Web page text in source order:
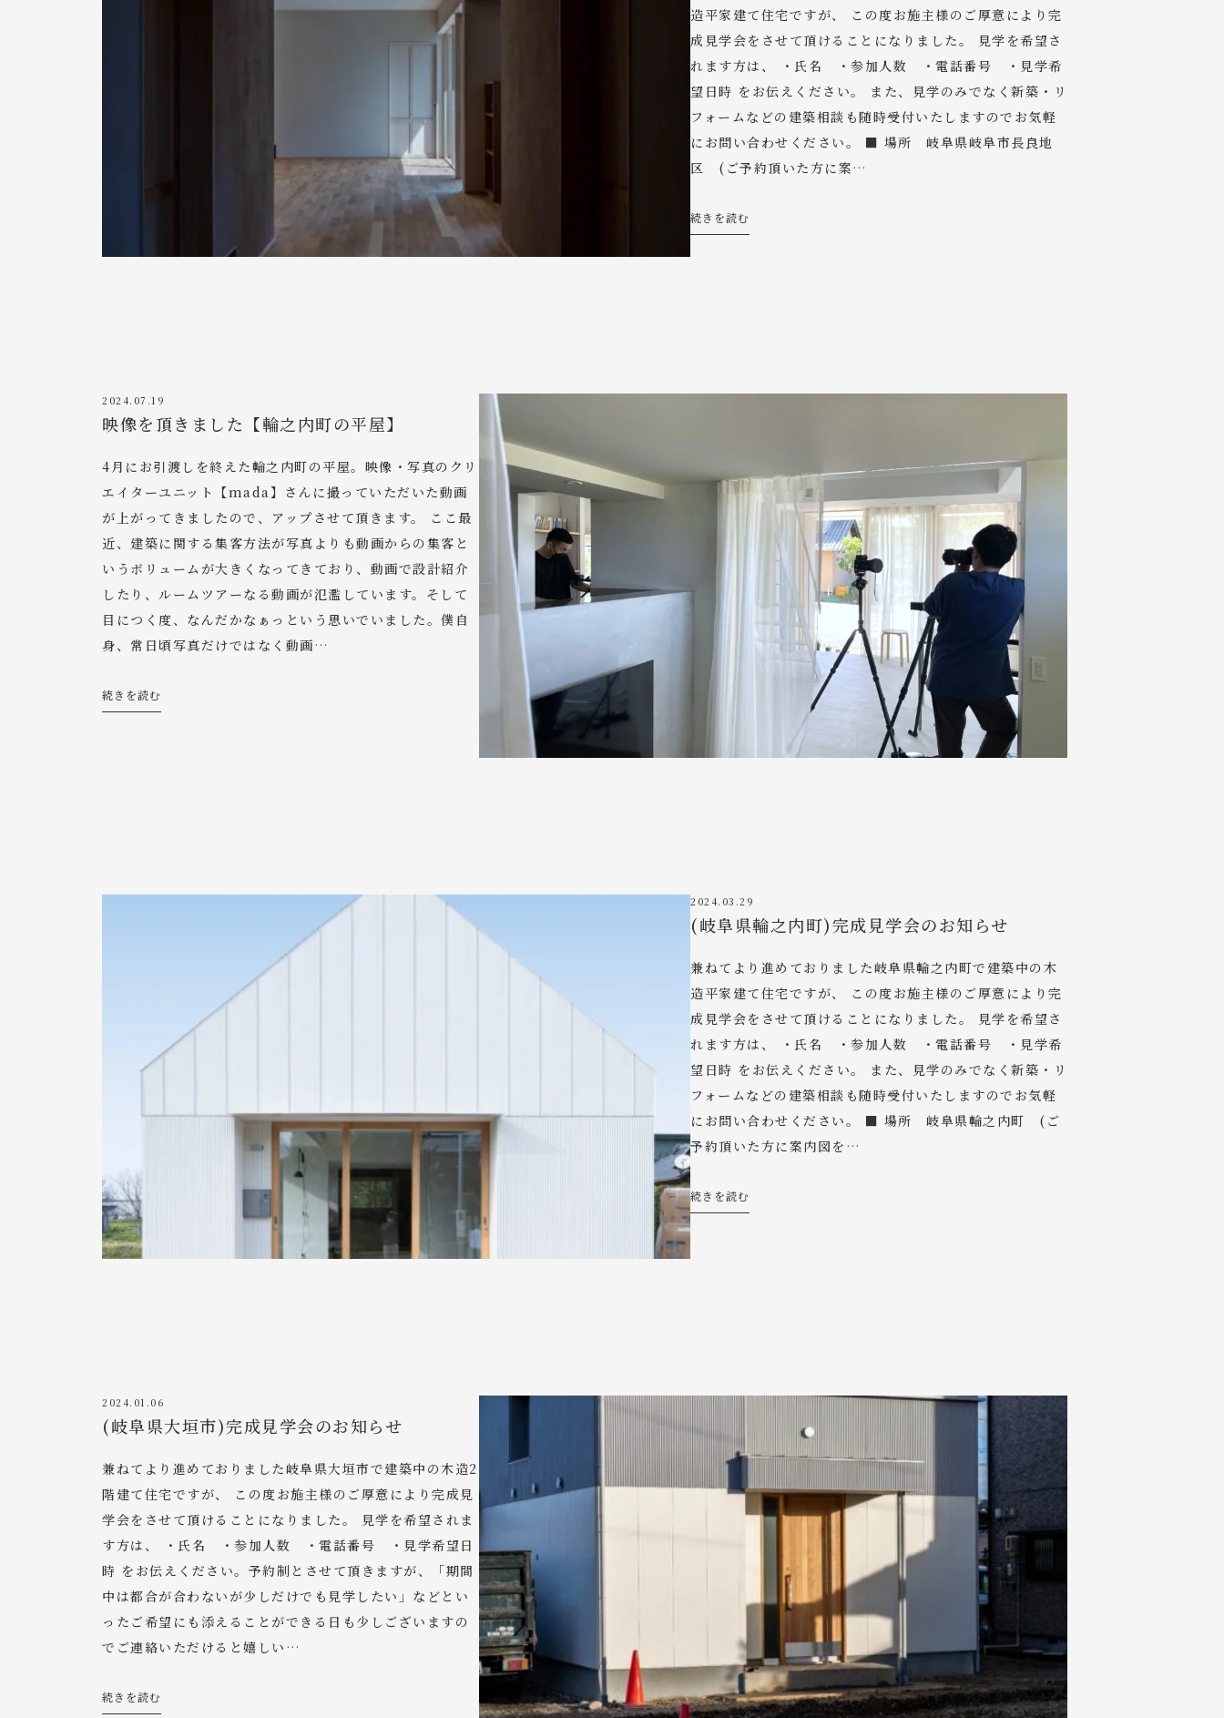
造平家建て住宅ですが、 この度お施主様のご厚意により完
成見学会をさせて頂けることになりました。 見学を希望さ
れます方は、 ・氏名 ・参加人数 ・電話番号 ・見学希
望日時 をお伝えください。 また、見学のみでなく新築・リ
フォームなどの建築相談も随時受付いたしますのでお気軽
にお問い合わせください。 ■ 場所 岐阜県岐阜市長良地
区 (ご予約頂いた方に案…
続きを読む
2024.07.19
映像を頂きました【輪之内町の平屋】
4月にお引渡しを終えた輪之内町の平屋。映像・写真のクリ
エイターユニット【mada】さんに撮っていただいた動画
が上がってきましたので、アップさせて頂きます。 ここ最
近、建築に関する集客方法が写真よりも動画からの集客と
いうボリュームが大きくなってきており、動画で設計紹介
したり、ルームツアーなる動画が氾濫しています。そして
目につく度、なんだかなぁっという思いでいました。僕自
身、常日頃写真だけではなく動画…
続きを読む
2024.03.29
(岐阜県輪之内町)完成見学会のお知らせ
兼ねてより進めておりました岐阜県輪之内町で建築中の木
造平家建て住宅ですが、 この度お施主様のご厚意により完
成見学会をさせて頂けることになりました。 見学を希望さ
れます方は、 ・氏名 ・参加人数 ・電話番号 ・見学希
望日時 をお伝えください。 また、見学のみでなく新築・リ
フォームなどの建築相談も随時受付いたしますのでお気軽
にお問い合わせください。 ■ 場所 岐阜県輪之内町 (ご
予約頂いた方に案内図を …
続きを読む
2024.01.06
(岐阜県大垣市)完成見学会のお知らせ
兼ねてより進めておりました岐阜県大垣市で建築中の木造2
階建て住宅ですが、 この度お施主様のご厚意により完成見
学会をさせて頂けることになりました。 見学を希望されま
す方は、 ・氏名 ・参加人数 ・電話番号 ・見学希望日
時 をお伝えください。予約制とさせて頂きますが、「期間
中は都合が合わないが少しだけでも見学したい」などとい
ったご希望にも添えることができる日も少しございますの
でご連絡いただけると嬉しい …
続きを読む